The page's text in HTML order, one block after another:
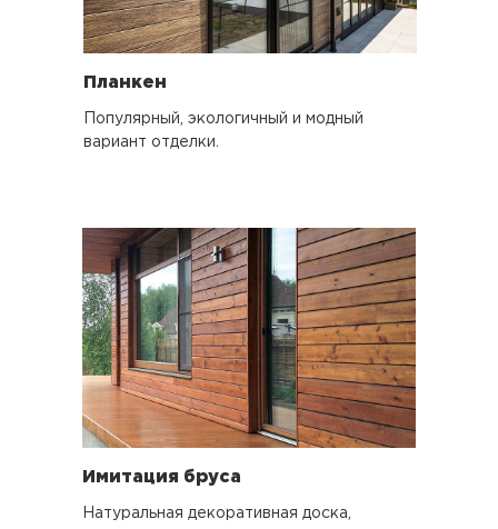
Планкен
Популярный, экологичный и модный
вариант отделки.
Имитация бруса
Натуральная декоративная доска,